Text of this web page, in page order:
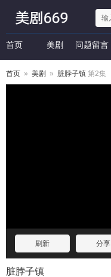
首页 美剧 问题留言
首页 » 美剧 » 脏脖子镇 第2集
刷新 分享
脏脖子镇